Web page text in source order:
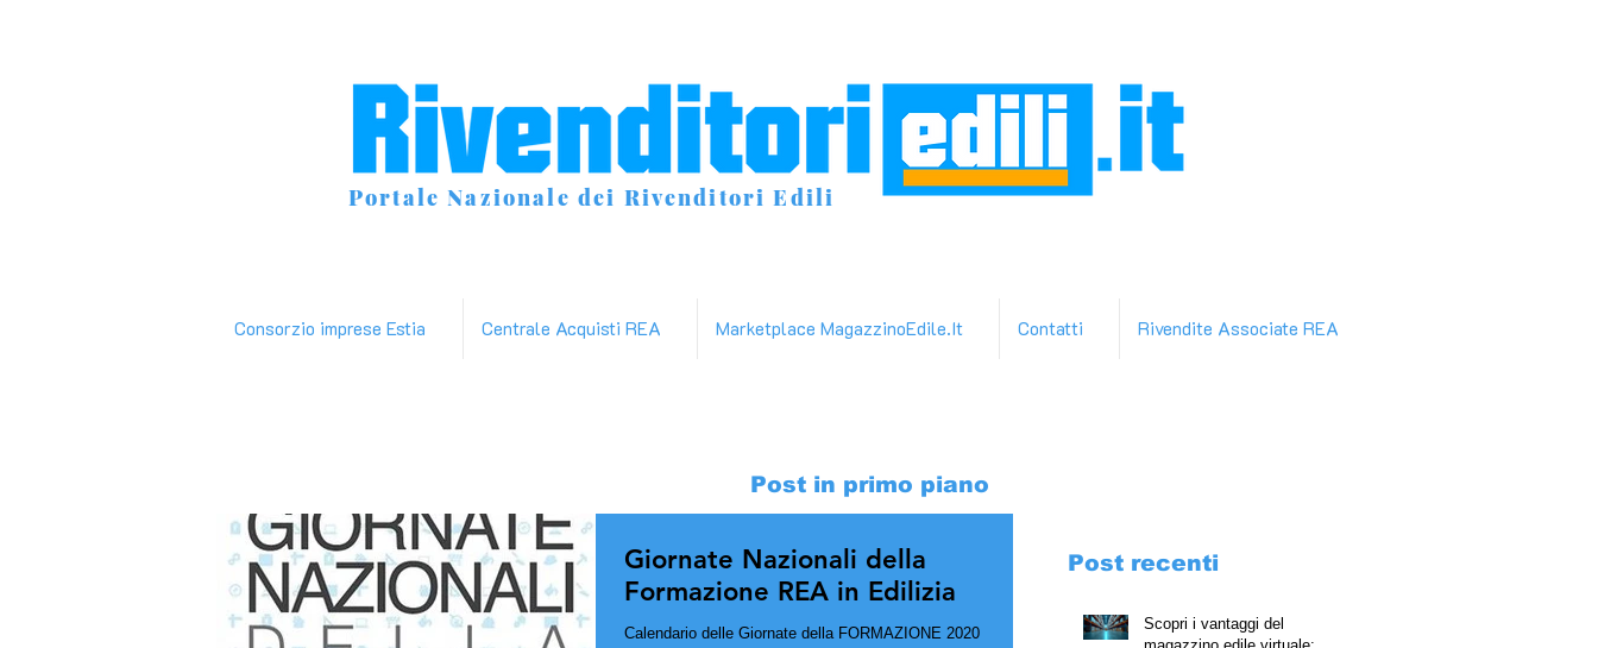
Portale Nazionale dei Rivenditori Edili
Consorzio imprese Estia Centrale Acquisti REA Marketplace MagazzinoEdile.It Contatti Rivendite Associate REA
Post in primo piano
Giornate Nazionali della
Formazione REA in Edilizia
Calendario delle Giornate della FORMAZIONE 2020
Post recenti
Scopri i vantaggi del